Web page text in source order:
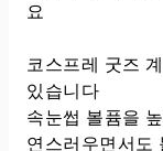
요
코스프레 굿즈
있습니다
속눈썹 볼퓸을
연스러우면서도